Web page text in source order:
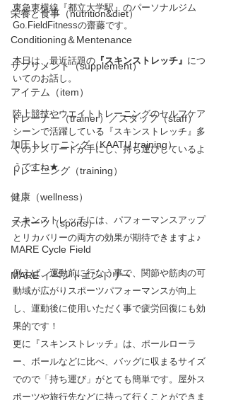
栄養と食事（nutrition&diet）
Conditioning＆Mentenance
サプリメント（supplement）
アイテム（item）
トレーナー（trainer）／スタッフ（staff）
加圧トレーニング（KAATU training）
トレーニング（training）
健康（wellness）
スポーツ（sports）
MARE Cycle Field
MARE イベントエントリー
東急東横線『都立大学駅』のパーソナルジム
Go.FieldFitnessの齋藤です。
本日は、最近話題の 『スキンストレッチ』 につ
いてのお話し。
陸上競技やウエイトトレーニングのセルフケア
シーンで活躍している『スキンストレッチ』多
くのアスリートが手にし、持ち運びしているよ
うですね★
スキンストレッチには、パフォーマンスアップ
とリカバリーの両方の効果が期待できますよ♪
例えば、運動前に行なう事で、関節や筋肉の可
動域が広がりスポーツパフォーマンスが向上
し、運動後に使用いただく事で疲労回復にも効
果的です！
更に『スキンストレッチ』は、ポールローラ
ー、ボールなどに比べ、バッグに収まるサイズ
でので「持ち運び」がとても簡単です。屋外ス
ポーツや旅行先などに持って行くことができま